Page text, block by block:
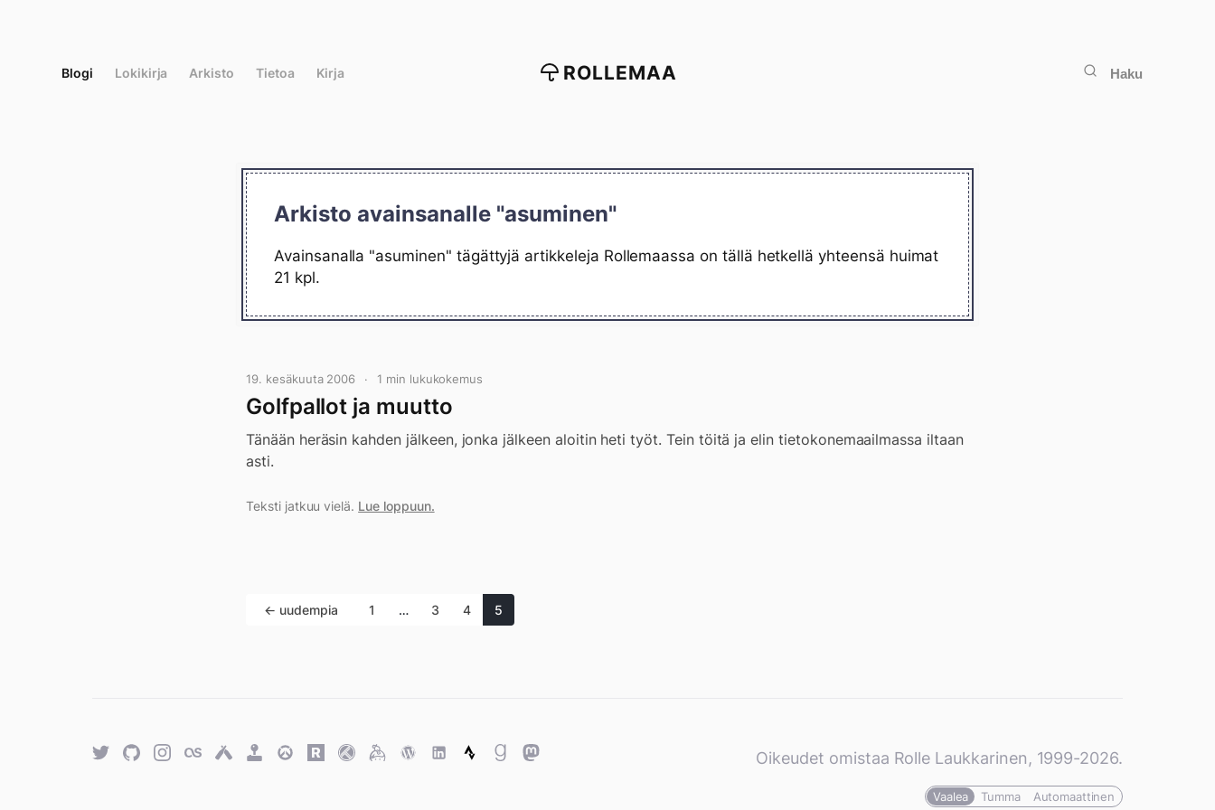
Blogi Lokikirja Arkisto Tietoa Kirja ROLLEMAA Haku
Arkisto avainsanalle "asuminen"
Avainsanalla "asuminen" tägättyjä artikkeleja Rollemaassa on tällä hetkellä yhteensä huimat
21 kpl.
19. kesäkuuta 2006 1 min lukukokemus
Golfpallot ja muutto
Tänään heräsin kahden jälkeen, jonka jälkeen aloitin heti työt. Tein töitä ja elin tietokonemaailmassa iltaan
asti.
Teksti jatkuu vielä. Lue loppuun.
← uudempia 1 … 3 4 5
TwitterGitHubTwitterLast.fmUntappd
RetroOverwatch
Rawg.ioTraktKeybaseWordPress
WordPress
StravaGoodreads
Mastodon Oikeudet omistaa Rolle Laukkarinen, 1999-2026.
Vaalea Tumma Automaattinen